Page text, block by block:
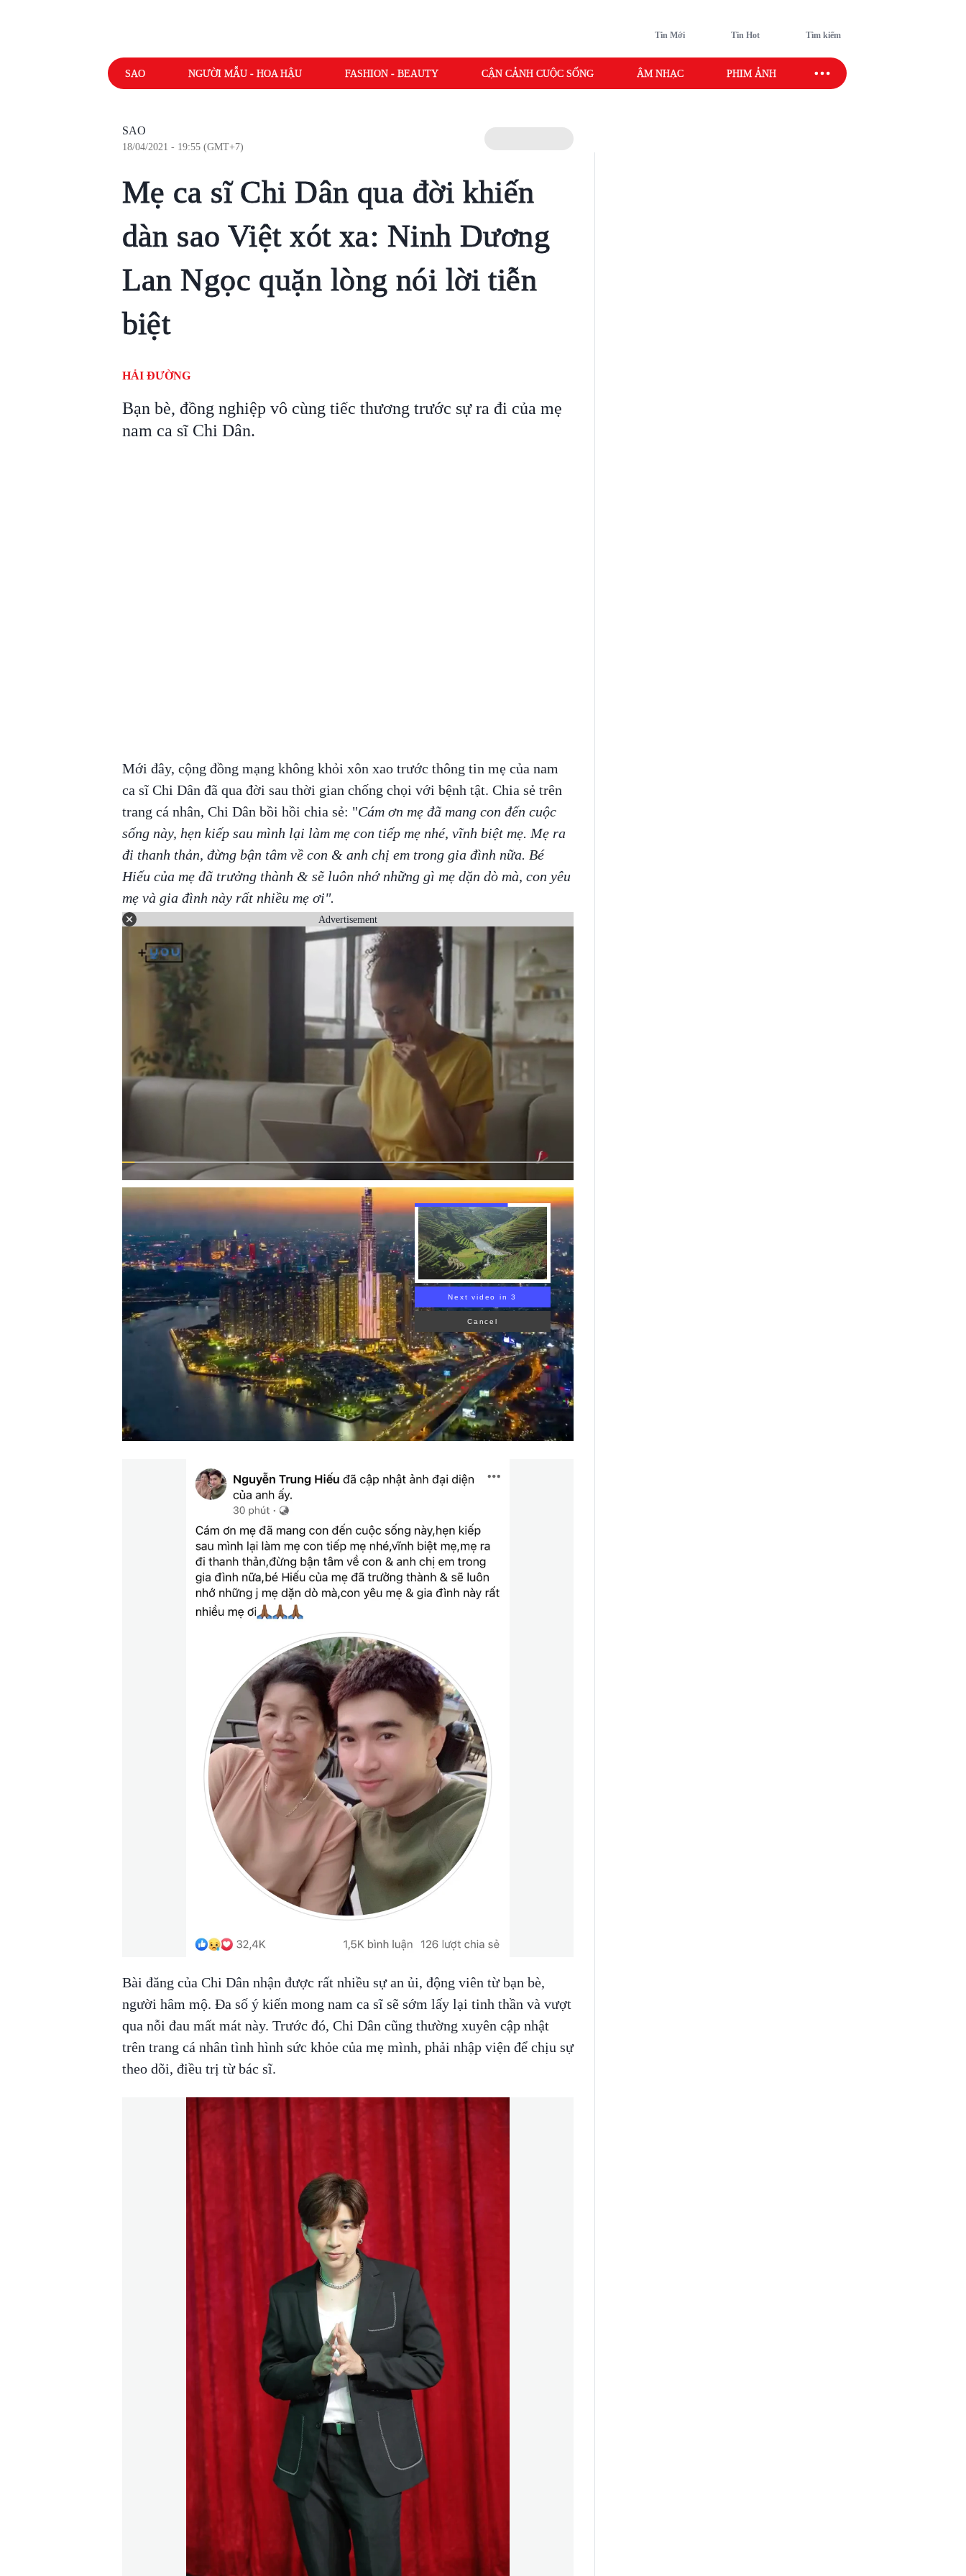
Tin Mới Tin Hot Tìm kiếm
SAO NGƯỜI MẪU - HOA HẬU FASHION - BEAUTY CẬN CẢNH CUỘC SỐNG ÂM NHẠC PHIM ẢNH SAO SPORT
SAO
18/04/2021 - 19:55 (GMT+7)
Mẹ ca sĩ Chi Dân qua đời khiến
dàn sao Việt xót xa: Ninh Dương
Lan Ngọc quặn lòng nói lời tiễn
biệt
HẢI ĐƯỜNG
Bạn bè, đồng nghiệp vô cùng tiếc thương trước sự ra đi của mẹ
nam ca sĩ Chi Dân.
Mới đây, cộng đồng mạng không khỏi xôn xao trước thông tin mẹ của nam
ca sĩ Chi Dân đã qua đời sau thời gian chống chọi với bệnh tật. Chia sẻ trên
trang cá nhân, Chi Dân bồi hồi chia sẻ: "Cám ơn mẹ đã mang con đến cuộc
sống này, hẹn kiếp sau mình lại làm mẹ con tiếp mẹ nhé, vĩnh biệt mẹ. Mẹ ra
đi thanh thản, đừng bận tâm về con & anh chị em trong gia đình nữa. Bé
Hiếu của mẹ đã trưởng thành & sẽ luôn nhớ những gì mẹ dặn dò mà, con yêu
mẹ và gia đình này rất nhiều mẹ ơi".
Advertisement
Next video in 2
Cancel
Bài đăng của Chi Dân nhận được rất nhiều sự an ủi, động viên từ bạn bè,
người hâm mộ. Đa số ý kiến mong nam ca sĩ sẽ sớm lấy lại tinh thần và vượt
qua nỗi đau mất mát này. Trước đó, Chi Dân cũng thường xuyên cập nhật
trên trang cá nhân tình hình sức khỏe của mẹ mình, phải nhập viện để chịu sự
theo dõi, điều trị từ bác sĩ.